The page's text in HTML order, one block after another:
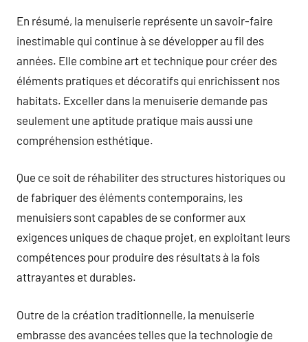
En résumé, la menuiserie représente un savoir-faire
inestimable qui continue à se développer au fil des
années. Elle combine art et technique pour créer des
éléments pratiques et décoratifs qui enrichissent nos
habitats. Exceller dans la menuiserie demande pas
seulement une aptitude pratique mais aussi une
compréhension esthétique.
Que ce soit de réhabiliter des structures historiques ou
de fabriquer des éléments contemporains, les
menuisiers sont capables de se conformer aux
exigences uniques de chaque projet, en exploitant leurs
compétences pour produire des résultats à la fois
attrayantes et durables.
Outre de la création traditionnelle, la menuiserie
embrasse des avancées telles que la technologie de